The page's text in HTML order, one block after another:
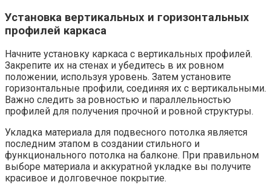
Установка вертикальных и горизонтальных
профилей каркаса
Начните установку каркаса с вертикальных профилей.​
Закрепите их на стенах и убедитесь в их ровном
положении, используя уровень.​ Затем установите
горизонтальные профили, соединяя их с вертикальными.​
Важно следить за ровностью и параллельностью
профилей для получения прочной и ровной структуры.​
Укладка материала для подвесного потолка является
последним этапом в создании стильного и
функционального потолка на балконе.​ При правильном
выборе материала и аккуратной укладке вы получите
красивое и долговечное покрытие.​